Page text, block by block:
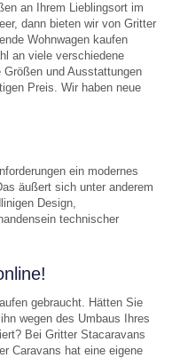
an Ihrem Lieblingsort im
dann bieten wir von Gritter
Wohnwagen kaufen
an viele verschiedene
und Ausstattungen
Preis. Wir haben neue
ein modernes
äußert sich unter anderem
Design,
technischer
gebraucht. Hätten Sie
wegen des Umbaus Ihres
Bei Gritter Stacaravans
Caravans hat eine eigene